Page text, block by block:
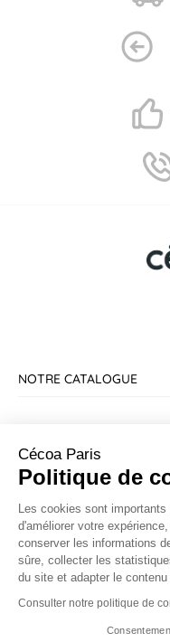
NOTRE CATALOGUE
INFORMATIONS
CONTACT
Marchand approuvé
Cécoa Paris
Politique de
Les cookies sont
d'améliorer votre
conserver les informations
sûre, collecter les
du site et adapter le
Consulter notre politique de